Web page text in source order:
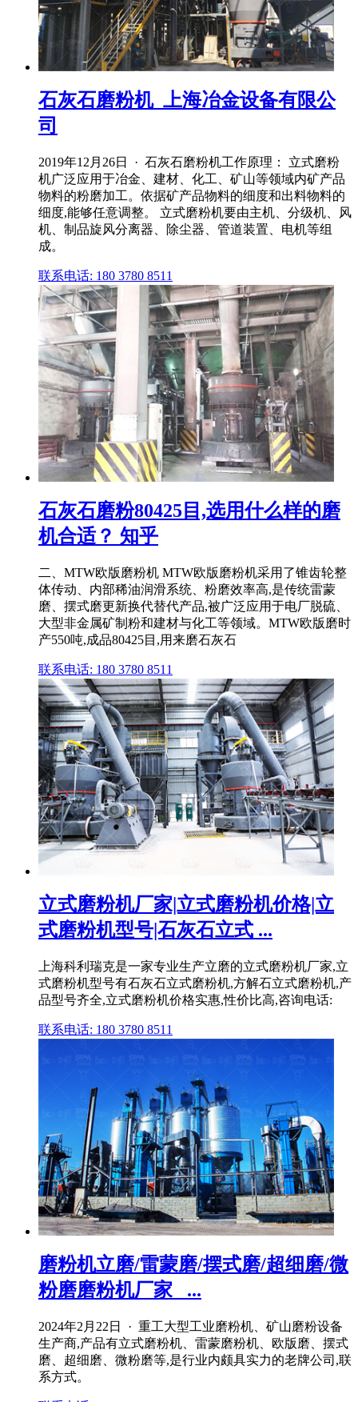
石灰石磨粉机_上海冶金设备有限公
司
2019年12月26日 · 石灰石磨粉机工作原理： 立式磨粉
机广泛应用于冶金、建材、化工、矿山等领域内矿产品
物料的粉磨加工。依据矿产品物料的细度和出料物料的
细度,能够任意调整。 立式磨粉机要由主机、分级机、风
机、制品旋风分离器、除尘器、管道装置、电机等组
成。
联系电话: 180 3780 8511
石灰石磨粉80425目,选用什么样的磨
机合适？ 知乎
二、MTW欧版磨粉机 MTW欧版磨粉机采用了锥齿轮整
体传动、内部稀油润滑系统、粉磨效率高,是传统雷蒙
磨、摆式磨更新换代替代产品,被广泛应用于电厂脱硫、
大型非金属矿制粉和建材与化工等领域。MTW欧版磨时
产550吨,成品80425目,用来磨石灰石
联系电话: 180 3780 8511
立式磨粉机厂家|立式磨粉机价格|立
式磨粉机型号|石灰石立式 ...
上海科利瑞克是一家专业生产立磨的立式磨粉机厂家,立
式磨粉机型号有石灰石立式磨粉机,方解石立式磨粉机,产
品型号齐全,立式磨粉机价格实惠,性价比高,咨询电话:
联系电话: 180 3780 8511
磨粉机立磨/雷蒙磨/摆式磨/超细磨/微
粉磨磨粉机厂家_ ...
2024年2月22日 · 重工大型工业磨粉机、矿山磨粉设备
生产商,产品有立式磨粉机、雷蒙磨粉机、欧版磨、摆式
磨、超细磨、微粉磨等,是行业内颇具实力的老牌公司,联
系方式。